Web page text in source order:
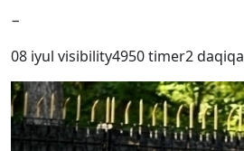
−
08 iyul visibility4950timer2 daqiqa